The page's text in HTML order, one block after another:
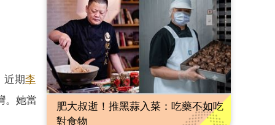
近期李
。她當
肥大叔逝！推黑蒜入菜：吃藥不如吃
對食物